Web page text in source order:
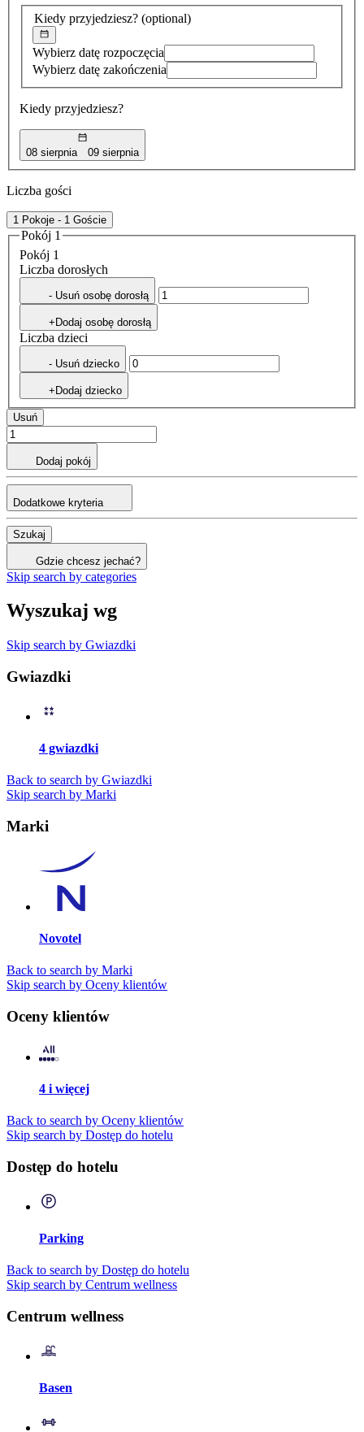
znaleziona
Kiedy przyjedziesz? (optional)
Wybierz datę rozpoczęcia
Wybierz datę zakończenia
Kiedy przyjedziesz?
08 sierpnia 09 sierpnia
Liczba gości
1 Pokoje - 1 Goście
Pokój 1
Pokój 1
Liczba dorosłych
- Usuń osobę dorosłą
+Dodaj osobę dorosłą
Liczba dzieci
- Usuń dziecko
+Dodaj dziecko
Usuń
Dodaj pokój
Dodatkowe kryteria
Szukaj
Gdzie chcesz jechać?
Skip search by categories
Wyszukaj wg
Skip search by Gwiazdki
Gwiazdki
4 gwiazdki
Back to search by Gwiazdki
Skip search by Marki
Marki
Novotel
Back to search by Marki
Skip search by Oceny klientów
Oceny klientów
4 i więcej
Back to search by Oceny klientów
Skip search by Dostęp do hotelu
Dostęp do hotelu
Parking
Back to search by Dostęp do hotelu
Skip search by Centrum wellness
Centrum wellness
Basen